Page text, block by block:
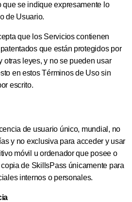
que se indique expresamente lo
de Usuario.
que los Servicios contienen
que están protegidos por
otras leyes, y no se pueden usar
en estos Términos de Uso sin
escrito.
de usuario único, mundial, no
y no exclusiva para acceder y usar
móvil u ordenador que posee o
de SkillsPass únicamente para
internos o personales.